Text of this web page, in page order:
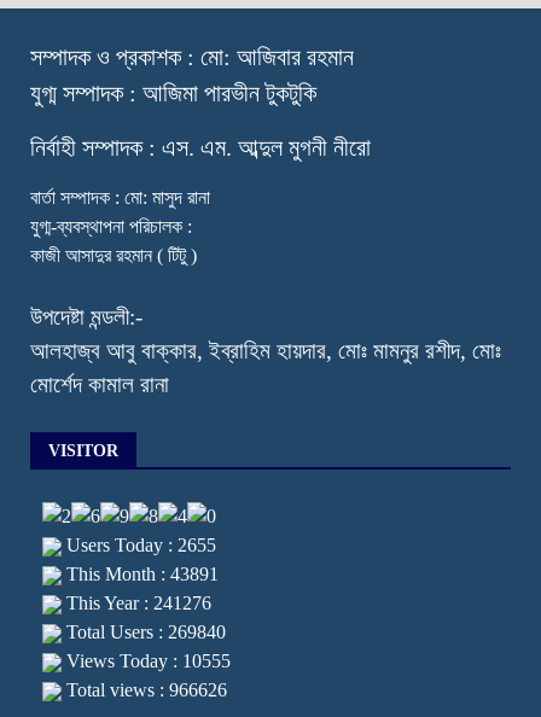
সম্পাদক ও প্রকাশক : মো: আজিবার রহমান
যুগ্ম সম্পাদক : আজিমা পারভীন টুকটুকি
নির্বাহী সম্পাদক : এস. এম. আব্দুল মুগনী নীরো
বার্তা সম্পাদক : মো: মাসুদ রানা
যুগ্ম-ব্যবস্থাপনা পরিচালক :
কাজী আসাদুর রহমান ( টিটু )
উপদেষ্টা মন্ডলী:-
আলহাজ্ব আবু বাক্কার, ইব্রাহিম হায়দার, মোঃ মামনুর রশীদ, মোঃ
মোর্শেদ কামাল রানা
VISITOR
Users Today : 2655
This Month : 43891
This Year : 241276
Total Users : 269840
Views Today : 10555
Total views : 966626